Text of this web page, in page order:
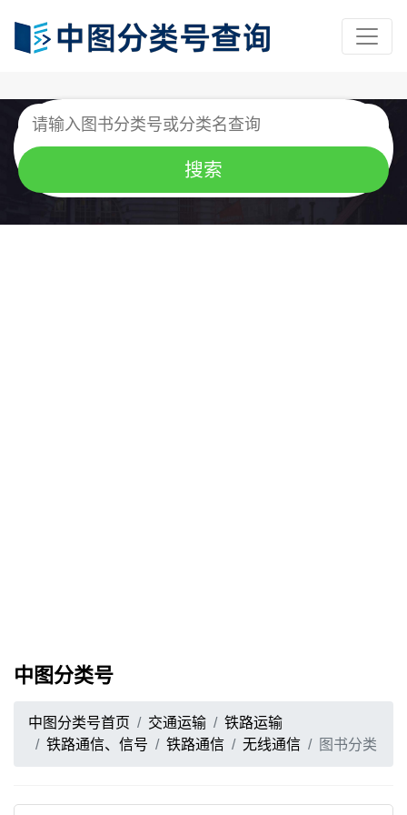
中图分类号
中图分类号首页 交通运输
铁路运输
铁路通信、信号
铁路通信 无线通信 图书分类